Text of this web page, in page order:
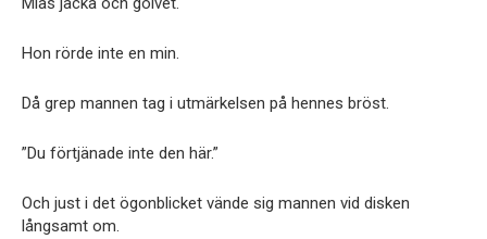
Hon rörde inte en min.
Då grep mannen tag i utmärkelsen på hennes bröst.
”Du förtjänade inte den här.”
Och just i det ögonblicket vände sig mannen vid disken
långsamt om.